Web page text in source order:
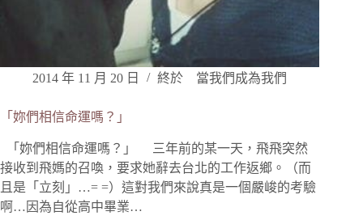
2014 年 11 月 20 日 終於 當我們成為我們
「妳們相信命運嗎？」
「妳們相信命運嗎？」 三年前的某一天，飛飛突然
接收到飛媽的召喚，要求她辭去台北的工作返鄉。（而
且是「立刻」…= =）這對我們來說真是一個嚴峻的考驗
啊…因為自從高中畢業…